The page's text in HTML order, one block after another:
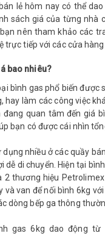
lẻ hôm nay có thể
sách giá của từng nhà
nên tham khảo các
trực tiếp với các cửa
bao nhiêu?
bình gas phổ biến được
hay làm các công việc
đang quan tâm đến giá
bạn có được cái nhìn
dụng nhiều ở các quầy
dễ di chuyển. Hiện tại
2 thương hiệu
và van để nối bình 6kg
dòng bếp ga thông
gas 6kg dao động từ